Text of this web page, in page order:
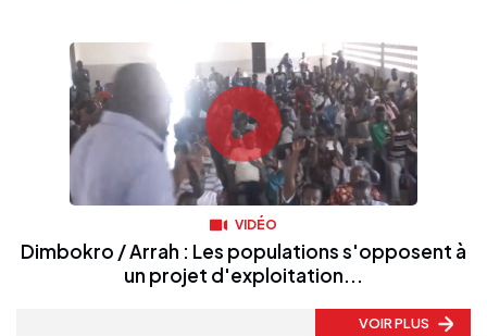
VIDÉO
Dimbokro / Arrah : Les populations s'opposent à
un projet d'exploitation...
VOIR PLUS